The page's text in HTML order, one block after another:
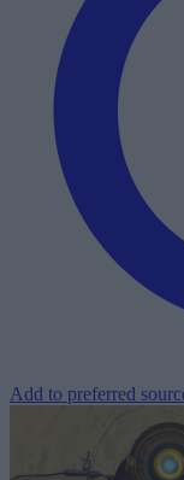
Add to preferred